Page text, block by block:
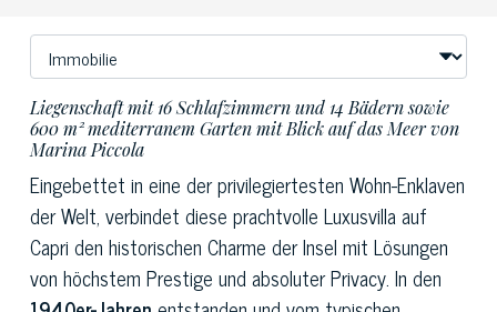
Liegenschaft mit 16 Schlafzimmern und 14 Bädern sowie
600 m² mediterranem Garten mit Blick auf das Meer von
Marina Piccola
Eingebettet in eine der privilegiertesten Wohn-Enklaven
der Welt, verbindet diese prachtvolle Luxusvilla auf
Capri den historischen Charme der Insel mit Lösungen
von höchstem Prestige und absoluter Privacy. In den